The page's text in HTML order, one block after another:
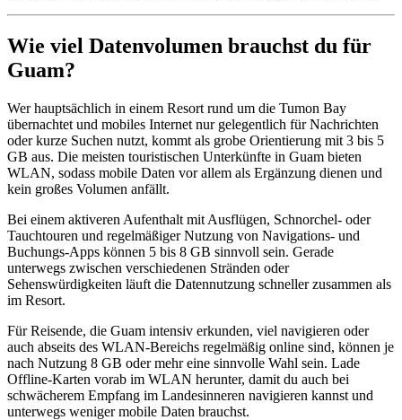
Wie viel Datenvolumen brauchst du für
Guam?
Wer hauptsächlich in einem Resort rund um die Tumon Bay
übernachtet und mobiles Internet nur gelegentlich für Nachrichten
oder kurze Suchen nutzt, kommt als grobe Orientierung mit 3 bis 5
GB aus. Die meisten touristischen Unterkünfte in Guam bieten
WLAN, sodass mobile Daten vor allem als Ergänzung dienen und
kein großes Volumen anfällt.
Bei einem aktiveren Aufenthalt mit Ausflügen, Schnorchel- oder
Tauchtouren und regelmäßiger Nutzung von Navigations- und
Buchungs-Apps können 5 bis 8 GB sinnvoll sein. Gerade
unterwegs zwischen verschiedenen Stränden oder
Sehenswürdigkeiten läuft die Datennutzung schneller zusammen als
im Resort.
Für Reisende, die Guam intensiv erkunden, viel navigieren oder
auch abseits des WLAN-Bereichs regelmäßig online sind, können je
nach Nutzung 8 GB oder mehr eine sinnvolle Wahl sein. Lade
Offline-Karten vorab im WLAN herunter, damit du auch bei
schwächerem Empfang im Landesinneren navigieren kannst und
unterwegs weniger mobile Daten brauchst.